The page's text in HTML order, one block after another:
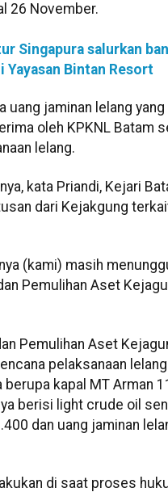
26 November.
Singapura salurkan
Yayasan Bintan Resort
uang jaminan lelang
oleh KPKNL Batam
lelang.
kata Priandi, Kejari
dari Kejakgung
(kami) masih
Pemulihan Aset
Pemulihan Aset
pelaksanaan lelang
berupa kapal MT Arman
berisi light crude oil
dan uang jaminan
di saat proses